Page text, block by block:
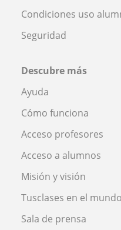
Condiciones uso
Seguridad
Descubre más
Ayuda
Cómo funciona
Acceso profesores
Acceso a alumnos
Misión y visión
Tusclases en el mundo
Sala de prensa